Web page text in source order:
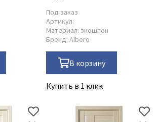
Под заказ
Артикул:
Материал: экошпон
Бренд: Albero
В корзину
Купить в 1 клик